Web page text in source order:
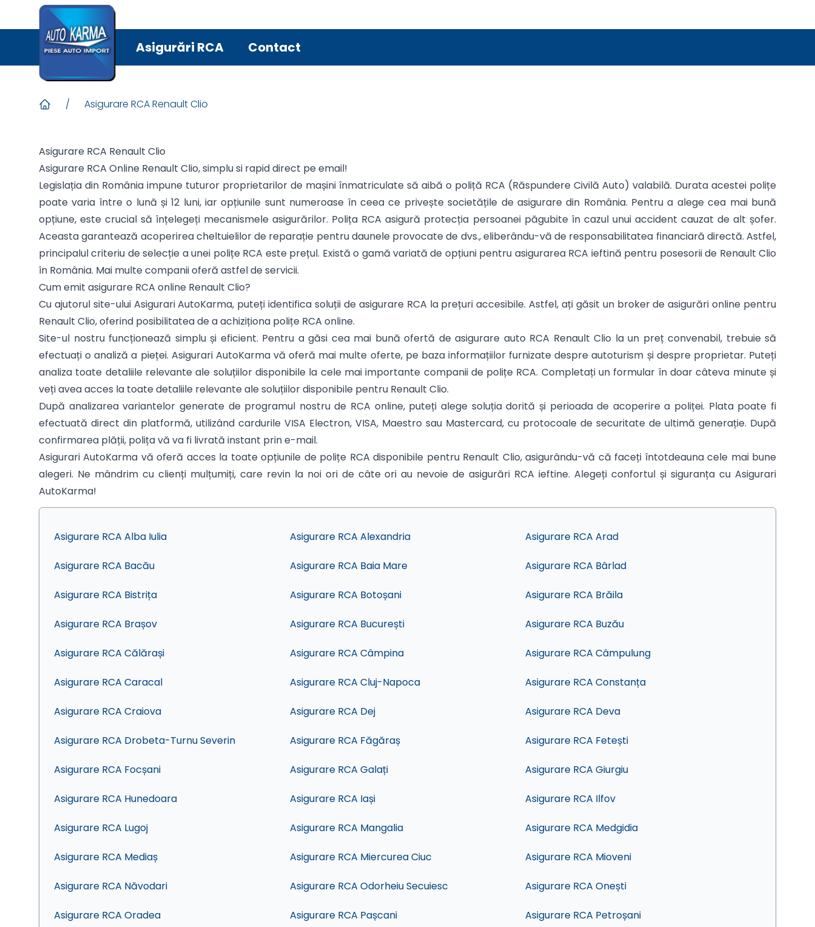
Asigurări RCA Contact
/ Asigurare RCA Renault Clio
Asigurare RCA Renault Clio
Asigurare RCA Online Renault Clio, simplu si rapid direct pe email!
Legislația din România impune tuturor proprietarilor de mașini înmatriculate să aibă o poliță RCA (Răspundere Civilă Auto) valabilă. Durata acestei polițe
poate varia între o lună și 12 luni, iar opțiunile sunt numeroase în ceea ce privește societățile de asigurare din România. Pentru a alege cea mai bună
opțiune, este crucial să înțelegeți mecanismele asigurărilor. Polița RCA asigură protecția persoanei păgubite în cazul unui accident cauzat de alt șofer.
Aceasta garantează acoperirea cheltuielilor de reparație pentru daunele provocate de dvs., eliberându-vă de responsabilitatea financiară directă. Astfel,
principalul criteriu de selecție a unei polițe RCA este prețul. Există o gamă variată de opțiuni pentru asigurarea RCA ieftină pentru posesorii de Renault Clio
în România. Mai multe companii oferă astfel de servicii.
Cum emit asigurare RCA online Renault Clio?
Cu ajutorul site-ului Asigurari AutoKarma, puteți identifica soluții de asigurare RCA la prețuri accesibile. Astfel, ați găsit un broker de asigurări online pentru
Renault Clio, oferind posibilitatea de a achiziționa polițe RCA online.
Site-ul nostru funcționează simplu și eficient. Pentru a găsi cea mai bună ofertă de asigurare auto RCA Renault Clio la un preț convenabil, trebuie să
efectuați o analiză a pieței. Asigurari AutoKarma vă oferă mai multe oferte, pe baza informațiilor furnizate despre autoturism și despre proprietar. Puteți
analiza toate detaliile relevante ale soluțiilor disponibile la cele mai importante companii de polițe RCA. Completați un formular în doar câteva minute și
veți avea acces la toate detaliile relevante ale soluțiilor disponibile pentru Renault Clio.
După analizarea variantelor generate de programul nostru de RCA online, puteți alege soluția dorită și perioada de acoperire a poliței. Plata poate fi
efectuată direct din platformă, utilizând cardurile VISA Electron, VISA, Maestro sau Mastercard, cu protocoale de securitate de ultimă generație. După
confirmarea plății, polița vă va fi livrată instant prin e-mail.
Asigurari AutoKarma vă oferă acces la toate opțiunile de polițe RCA disponibile pentru Renault Clio, asigurându-vă că faceți întotdeauna cele mai bune
alegeri. Ne mândrim cu clienți mulțumiți, care revin la noi ori de câte ori au nevoie de asigurări RCA ieftine. Alegeți confortul și siguranța cu Asigurari
AutoKarma!
Asigurare RCA Alba Iulia Asigurare RCA Alexandria Asigurare RCA Arad
Asigurare RCA Bacău Asigurare RCA Baia Mare Asigurare RCA Bârlad
Asigurare RCA Bistrița Asigurare RCA Botoșani Asigurare RCA Brăila
Asigurare RCA Brașov Asigurare RCA București Asigurare RCA Buzău
Asigurare RCA Călărași Asigurare RCA Câmpina Asigurare RCA Câmpulung
Asigurare RCA Caracal Asigurare RCA Cluj-Napoca Asigurare RCA Constanța
Asigurare RCA Craiova Asigurare RCA Dej Asigurare RCA Deva
Asigurare RCA Drobeta-Turnu Severin Asigurare RCA Făgăraș Asigurare RCA Fetești
Asigurare RCA Focșani Asigurare RCA Galați Asigurare RCA Giurgiu
Asigurare RCA Hunedoara Asigurare RCA Iași Asigurare RCA Ilfov
Asigurare RCA Lugoj Asigurare RCA Mangalia Asigurare RCA Medgidia
Asigurare RCA Mediaș Asigurare RCA Miercurea Ciuc Asigurare RCA Mioveni
Asigurare RCA Năvodari Asigurare RCA Odorheiu Secuiesc Asigurare RCA Onești
Asigurare RCA Oradea Asigurare RCA Pașcani Asigurare RCA Petroșani